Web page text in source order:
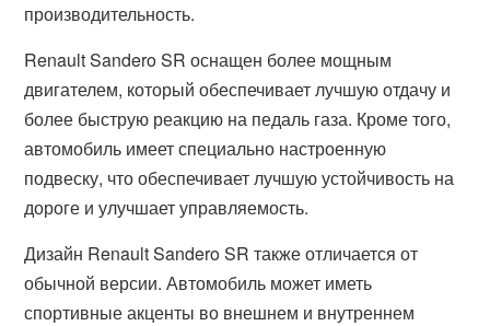
производительность.
Renault Sandero SR оснащен более мощным
двигателем, который обеспечивает лучшую отдачу и
более быструю реакцию на педаль газа. Кроме того,
автомобиль имеет специально настроенную
подвеску, что обеспечивает лучшую устойчивость на
дороге и улучшает управляемость.
Дизайн Renault Sandero SR также отличается от
обычной версии. Автомобиль может иметь
спортивные акценты во внешнем и внутреннем